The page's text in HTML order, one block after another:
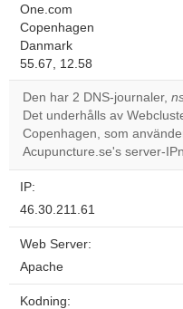
One.com
Copenhagen
Danmark
55.67, 12.58
Den har 2 DNS-journaler,
Det underhålls av
Copenhagen, som
Acupuncture.se's server-
IP:
46.30.211.61
Web Server:
Apache
Kodning: